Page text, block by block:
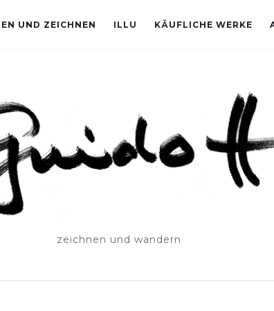
UND ZEICHNEN ILLU KÄUFLICHE WERKE
zeichnen und wandern